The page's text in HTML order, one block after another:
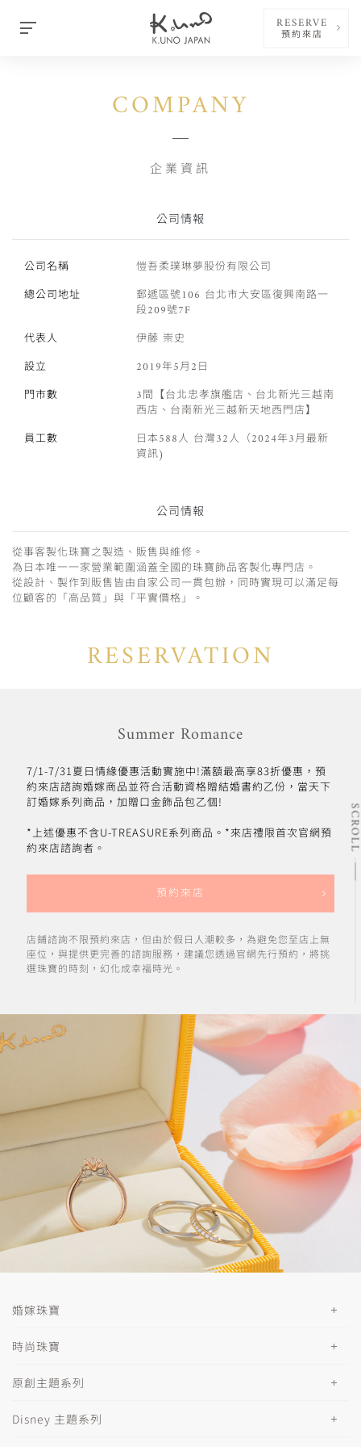
RESERVE
預約來店
COMPANY
企業資訊
公司情報
公司名稱
愷吾柔璞琳夢股份有限公司
總公司地址
郵遞區號106 台北市大安區復興南路一
段209號7F
代表人
伊藤 崇史
設立
2019年5月2日
門市數
3間【台北忠孝旗艦店、台北新光三越南
西店、台南新光三越新天地西門店】
員工數
日本588人 台灣32人（2024年3月最新
資訊)
公司情報
從事客製化珠寶之製造、販售與維修。
為日本唯一一家營業範圍涵蓋全國的珠寶飾品客製化專門店。
從設計、製作到販售皆由自家公司一貫包辦，同時實現可以滿足每
位顧客的「高品質」與「平實價格」。
RESERVATION
Summer Romance
7/1-7/31夏日情緣優惠活動實施中!滿額最高享83折優惠，預
約來店諮詢婚嫁商品並符合活動資格贈結婚書約乙份，當天下
訂婚嫁系列商品，加贈口金飾品包乙個!
*上述優惠不含U-TREASURE系列商品。*來店禮限首次官網預
約來店諮詢者。
預約來店
店鋪諮詢不限預約來店，但由於假日人潮較多，為避免您至店上無
座位，與提供更完善的諮詢服務，建議您透過官網先行預約，將挑
選珠寶的時刻，幻化成幸福時光。
婚嫁珠寶
時尚珠寶
原創主題系列
Disney 主題系列